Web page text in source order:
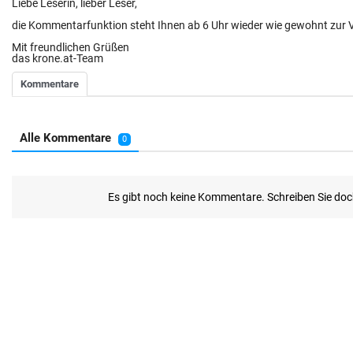
Liebe Leserin, lieber Leser,
die Kommentarfunktion steht Ihnen ab 6 Uhr wieder wie gewohnt zur
Mit freundlichen Grüßen
das krone.at-Team